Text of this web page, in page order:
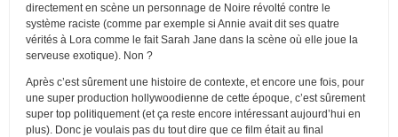
directement en scène un personnage de Noire révolté contre le
système raciste (comme par exemple si Annie avait dit ses quatre
vérités à Lora comme le fait Sarah Jane dans la scène où elle joue la
serveuse exotique). Non ?
Après c’est sûrement une histoire de contexte, et encore une fois, pour
une super production hollywoodienne de cette époque, c’est sûrement
super top politiquement (et ça reste encore intéressant aujourd’hui en
plus). Donc je voulais pas du tout dire que ce film était au final